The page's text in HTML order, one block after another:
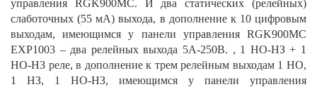
управления RGK900MC. И два статических (релейных)
слаботочных (55 мА) выхода, в дополнение к 10 цифровым
выходам, имеющимся у панели управления RGK900MC
EXP1003 – два релейных выхода 5А-250В. , 1 НО-НЗ + 1
НО-НЗ реле, в дополнение к трем релейным выходам 1 НО,
1 НЗ, 1 НО-НЗ, имеющимся у панели управления